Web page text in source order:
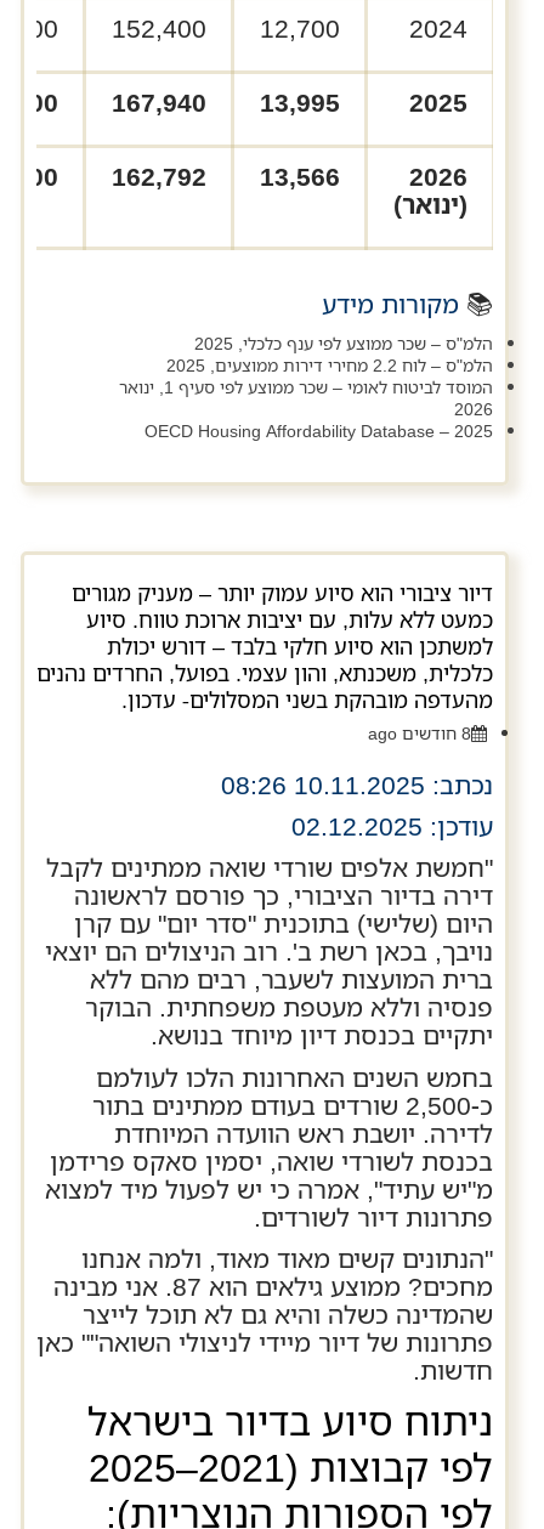
2024
12,700
152,400
2025
13,995
167,940
2026
(ינואר)
13,566
162,792
📚 מקורות מידע
הלמ"ס – שכר ממוצע לפי ענף כלכלי, 2025
הלמ"ס – לוח 2.2 מחירי דירות ממוצעים, 2025
המוסד לביטוח לאומי – שכר ממוצע לפי סעיף 1, ינואר
2026
OECD Housing Affordability Database – 2025
דיור ציבורי הוא סיוע עמוק יותר – מעניק מגורים
כמעט ללא עלות, עם יציבות ארוכת טווח. סיוע
למשתכן הוא סיוע חלקי בלבד – דורש יכולת
כלכלית, משכנתא, והון עצמי. בפועל, החרדים נהנים
מהעדפה מובהקת בשני המסלולים- עדכון.
8 חודשים ago
נכתב: 10.11.2025 08:26
עודכן: 02.12.2025
"חמשת אלפים שורדי שואה ממתינים לקבל
דירה בדיור הציבורי, כך פורסם לראשונה
היום (שלישי) בתוכנית "סדר יום" עם קרן
נויבך, בכאן רשת ב'. רוב הניצולים הם יוצאי
ברית המועצות לשעבר, רבים מהם ללא
פנסיה וללא מעטפת משפחתית. הבוקר
יתקיים בכנסת דיון מיוחד בנושא.
בחמש השנים האחרונות הלכו לעולמם
כ-2,500 שורדים בעודם ממתינים בתור
לדירה. יושבת ראש הוועדה המיוחדת
בכנסת לשורדי שואה, יסמין סאקס פרידמן
מ"יש עתיד", אמרה כי יש לפעול מיד למצוא
פתרונות דיור לשורדים.
"הנתונים קשים מאוד מאוד, ולמה אנחנו
מחכים? ממוצע גילאים הוא 87. אני מבינה
שהמדינה כשלה והיא גם לא תוכל לייצר
פתרונות של דיור מיידי לניצולי השואה"" כאן
חדשות.
ניתוח סיוע בדיור בישראל
לפי קבוצות (2021–2025
לפי הספורות הנוצריות):